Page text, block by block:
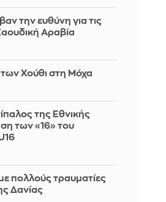
την ευθύνη για τις
Αραβία
των Χούθι στη Μόχα
της Εθνικής
των «16» του
πολλούς τραυματίες
Δανίας